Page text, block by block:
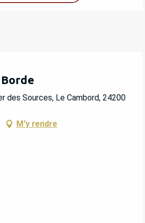
des Sources, Le Cambord, 24200
M'y rendre